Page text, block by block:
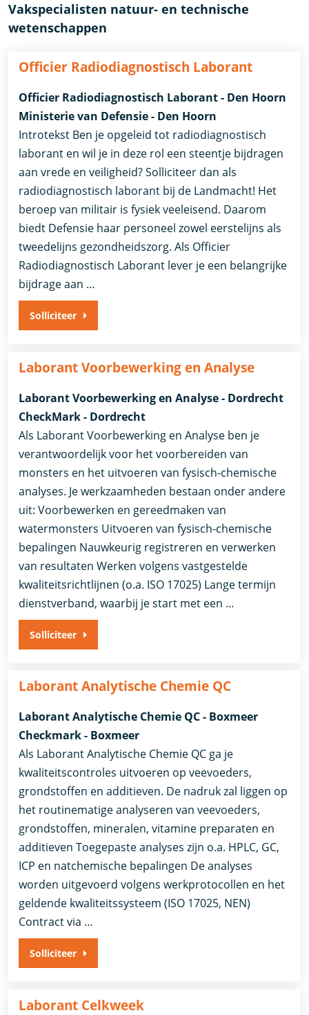
Vakspecialisten natuur- en technische
wetenschappen
Officier Radiodiagnostisch Laborant
Officier Radiodiagnostisch Laborant - Den Hoorn
Ministerie van Defensie - Den Hoorn
Introtekst Ben je opgeleid tot radiodiagnostisch
laborant en wil je in deze rol een steentje bijdragen
aan vrede en veiligheid? Solliciteer dan als
radiodiagnostisch laborant bij de Landmacht! Het
beroep van militair is fysiek veeleisend. Daarom
biedt Defensie haar personeel zowel eerstelijns als
tweedelijns gezondheidszorg. Als Officier
Radiodiagnostisch Laborant lever je een belangrijke
bijdrage aan …
Solliciteer
Laborant Voorbewerking en Analyse
Laborant Voorbewerking en Analyse - Dordrecht
CheckMark - Dordrecht
Als Laborant Voorbewerking en Analyse ben je
verantwoordelijk voor het voorbereiden van
monsters en het uitvoeren van fysisch-chemische
analyses. Je werkzaamheden bestaan onder andere
uit: Voorbewerken en gereedmaken van
watermonsters Uitvoeren van fysisch-chemische
bepalingen Nauwkeurig registreren en verwerken
van resultaten Werken volgens vastgestelde
kwaliteitsrichtlijnen (o.a. ISO 17025) Lange termijn
dienstverband, waarbij je start met een …
Solliciteer
Laborant Analytische Chemie QC
Laborant Analytische Chemie QC - Boxmeer
Checkmark - Boxmeer
Als Laborant Analytische Chemie QC ga je
kwaliteitscontroles uitvoeren op veevoeders,
grondstoffen en additieven. De nadruk zal liggen op
het routinematige analyseren van veevoeders,
grondstoffen, mineralen, vitamine preparaten en
additieven Toegepaste analyses zijn o.a. HPLC, GC,
ICP en natchemische bepalingen De analyses
worden uitgevoerd volgens werkprotocollen en het
geldende kwaliteitssysteem (ISO 17025, NEN)
Contract via …
Solliciteer
Laborant Celkweek